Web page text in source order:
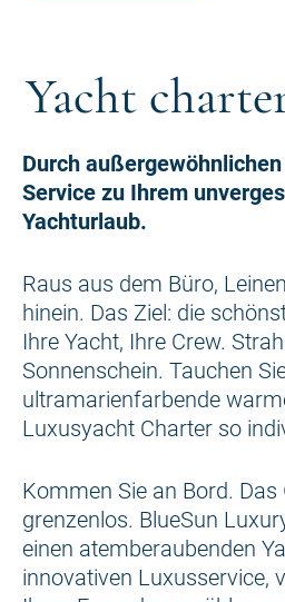
Yacht
Durch
Service zu Ihrem
Yachturlaub.
Raus aus dem Büro,
hinein. Das Ziel: die
Ihre Yacht, Ihre Crew.
Sonnenschein. Tauchen
ultramarienfarbende
Luxusyacht Charter so
Kommen Sie an Bord. Das
grenzenlos. BlueSun
einen atemberaubenden
innovativen Luxusservice,